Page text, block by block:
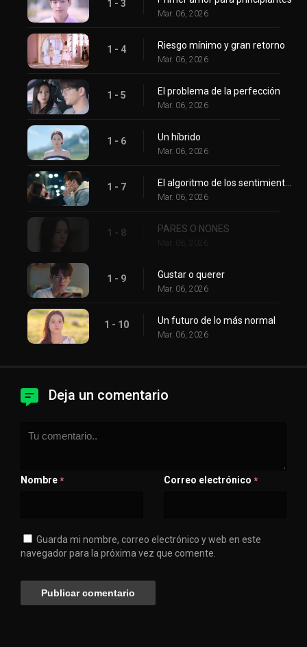
1 - 3
Mar. 06, 2026
1 - 4 Riesgo mínimo y gran retorno
Mar. 06, 2026
1 - 5 El problema de la perfección
Mar. 06, 2026
1 - 6 Un híbrido
Mar. 06, 2026
1 - 7
Mar. 06, 2026
1 - 8 PARES O NONES
Mar. 06, 2026
1 - 9 Gustar o querer
Mar. 06, 2026
1 - 10 Un futuro de lo más normal
Mar. 06, 2026
Deja un comentario
Nombre * Correo electrónico *
Guarda mi nombre, correo electrónico y web en este
navegador para la próxima vez que comente.